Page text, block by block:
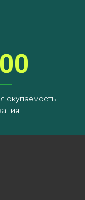
окупаемость